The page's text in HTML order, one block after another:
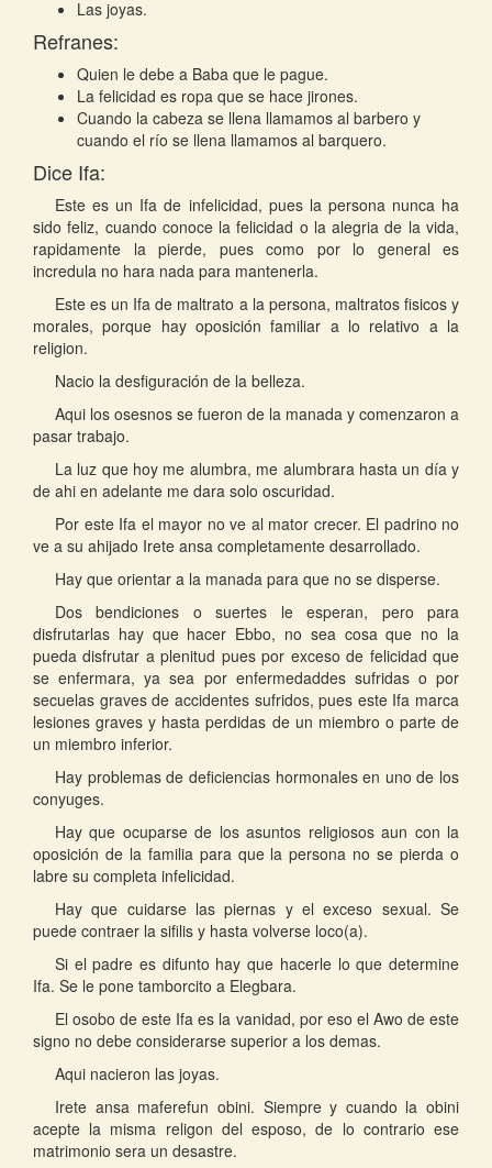
Las joyas.
Refranes:
Quien le debe a Baba que le pague.
La felicidad es ropa que se hace jirones.
Cuando la cabeza se llena llamamos al barbero y
cuando el río se llena llamamos al barquero.
Dice Ifa:
Este es un Ifa de infelicidad, pues la persona nunca ha
sido feliz, cuando conoce la felicidad o la alegria de la vida,
rapidamente la pierde, pues como por lo general es
incredula no hara nada para mantenerla.
Este es un Ifa de maltrato a la persona, maltratos fisicos y
morales, porque hay oposición familiar a lo relativo a la
religion.
Nacio la desfiguración de la belleza.
Aqui los osesnos se fueron de la manada y comenzaron a
pasar trabajo.
La luz que hoy me alumbra, me alumbrara hasta un día y
de ahi en adelante me dara solo oscuridad.
Por este Ifa el mayor no ve al mator crecer. El padrino no
ve a su ahijado Irete ansa completamente desarrollado.
Hay que orientar a la manada para que no se disperse.
Dos bendiciones o suertes le esperan, pero para
disfrutarlas hay que hacer Ebbo, no sea cosa que no la
pueda disfrutar a plenitud pues por exceso de felicidad que
se enfermara, ya sea por enfermedaddes sufridas o por
secuelas graves de accidentes sufridos, pues este Ifa marca
lesiones graves y hasta perdidas de un miembro o parte de
un miembro inferior.
Hay problemas de deficiencias hormonales en uno de los
conyuges.
Hay que ocuparse de los asuntos religiosos aun con la
oposición de la familia para que la persona no se pierda o
labre su completa infelicidad.
Hay que cuidarse las piernas y el exceso sexual. Se
puede contraer la sifilis y hasta volverse loco(a).
Si el padre es difunto hay que hacerle lo que determine
Ifa. Se le pone tamborcito a Elegbara.
El osobo de este Ifa es la vanidad, por eso el Awo de este
signo no debe considerarse superior a los demas.
Aqui nacieron las joyas.
Irete ansa maferefun obini. Siempre y cuando la obini
acepte la misma religon del esposo, de lo contrario ese
matrimonio sera un desastre.